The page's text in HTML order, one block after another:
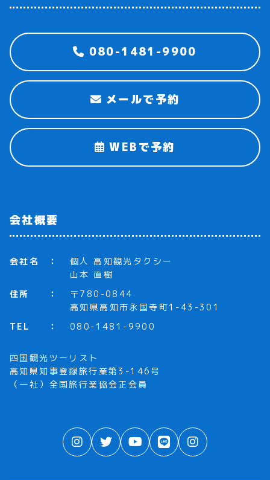
080-1481-9900
メールで予約
WEBで予約
会社概要
会社名
個人 高知観光タクシー
山本 直樹
住所
〒780-0844
高知県高知市永国寺町1-43-301
TEL
080-1481-9900
四国観光ツーリスト
高知県知事登録旅行業第3-146号
（一社）全国旅行業協会正会員